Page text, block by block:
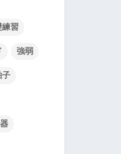
練習
強弱
子